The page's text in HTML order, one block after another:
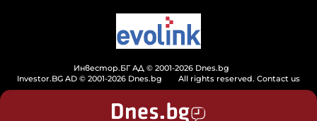
Инвестор.БГ АД © 2001-2026 Dnes.bg
Investor.BG AD © 2001-2026 Dnes.bg
All rights reserved. Contact us